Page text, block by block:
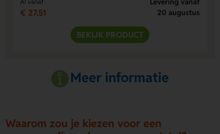
€ 27,51
20 augustus
BEKIJK PRODUCT
Meer informatie
Waarom zou je kiezen voor een